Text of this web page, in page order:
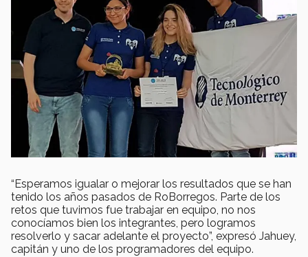
“Esperamos igualar o mejorar los resultados que se han
tenido los años pasados de RoBorregos. Parte de los
retos que tuvimos fue trabajar en equipo, no nos
conocíamos bien los integrantes, pero logramos
resolverlo y sacar adelante el proyecto”, expresó Jahuey,
capitán y uno de los programadores del equipo.